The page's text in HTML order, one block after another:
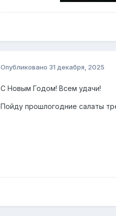
Опубликовано 31 декабря, 2025
С Новым Годом! Всем удачи!
Пойду прошлогодние салаты